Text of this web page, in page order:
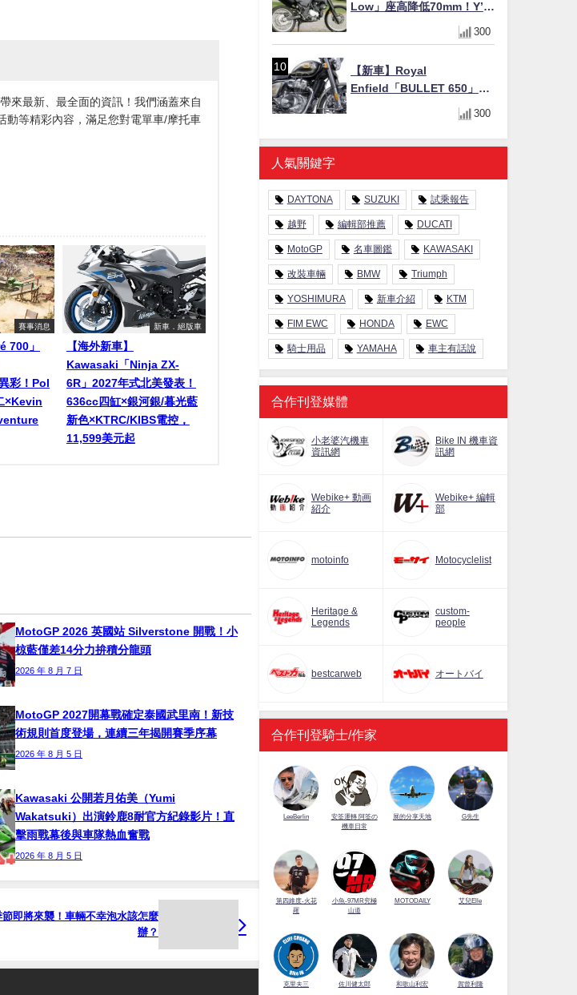
來最新、最全面的資訊！我們涵蓋來自
動等精彩內容，滿足您對電單車/摩托車
賽事消息
700」
彩！Pol
×Kevin
新車．絕版車
【海外新車】
Kawasaki「Ninja ZX-
6R」2027年式北美發表！
636cc四缸×銀河銀/暮光藍
新色×KTRC/KIBS電控，
11,599美元起
MotoGP 2026 英國站 Silverstone 開戰！小
椋藍僅差14分力拚積分龍頭
2026 年 8 月 7 日
MotoGP 2027開幕戰確定泰國武里南！新技
術規則首度登場，連續三年揭開賽季序幕
2026 年 8 月 5 日
Kawasaki 公開若月佑美（Yumi
Wakatsuki）出演鈴鹿8耐官方紀錄影片！直
擊雨戰幕後與車隊熱血奮戰
2026 年 8 月 5 日
節即將來襲！車輛不幸泡水該怎麼
辦？
Low」座高降低70mm！Y’s
Gear低座高座墊×低座高連桿
×腳踏著地感大幅改善，越野
300
【新車】Royal
Enfield「BULLET 650」8
月27日日本發售（98萬日圓
～）！648cc空冷並列雙缸×
虎眼指示燈×砲筒黑/戰艦藍兩
300
人氣關鍵字
DAYTONA SUZUKI 試乘報告
越野 編輯部推薦 DUCATI
MotoGP 名車圖鑑 KAWASAKI
改裝車輛 BMW Triumph
YOSHIMURA 新車介紹 KTM
FIM EWC HONDA EWC
騎士用品 YAMAHA 車主有話說
合作刊登媒體
小老婆汽機車
資訊網
Bike IN 機車資
訊網
Webike+ 動画
紹介
Webike+ 編輯
部
motoinfo Motocyclelist
Heritage &
Legends
custom-
people
bestcarweb オートバイ
合作刊登騎士/作家
LeeBerlin
安筌運轉 阿筌の
機車日常
展的分享天地 G先生
第四維度-火花
羅
小魚-97MR究極
山道
MOTODAILY 艾兒Elle
克里夫三 佐川健太郎 和歌山利宏 賀曾利隆